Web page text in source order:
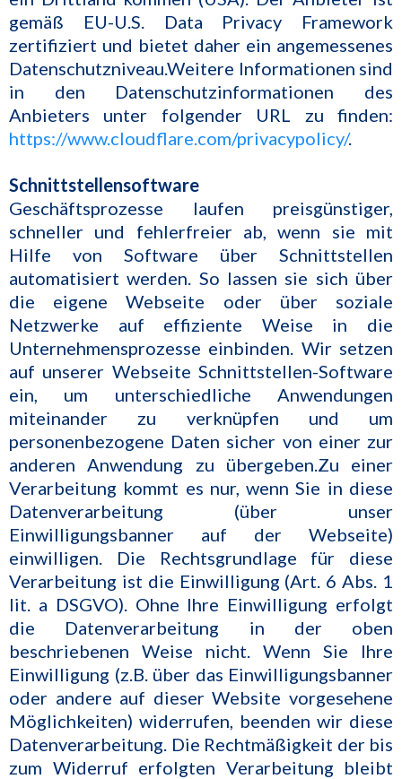
gemäß EU-U.S. Data Privacy Framework
zertifiziert und bietet daher ein angemessenes
Datenschutzniveau.Weitere Informationen sind
in den Datenschutzinformationen des
Anbieters unter folgender URL zu finden:
https://www.cloudflare.com/privacypolicy/.
Schnittstellensoftware
Geschäftsprozesse laufen preisgünstiger,
schneller und fehlerfreier ab, wenn sie mit
Hilfe von Software über Schnittstellen
automatisiert werden. So lassen sie sich über
die eigene Webseite oder über soziale
Netzwerke auf effiziente Weise in die
Unternehmensprozesse einbinden. Wir setzen
auf unserer Webseite Schnittstellen-Software
ein, um unterschiedliche Anwendungen
miteinander zu verknüpfen und um
personenbezogene Daten sicher von einer zur
anderen Anwendung zu übergeben.Zu einer
Verarbeitung kommt es nur, wenn Sie in diese
Datenverarbeitung (über unser
Einwilligungsbanner auf der Webseite)
einwilligen. Die Rechtsgrundlage für diese
Verarbeitung ist die Einwilligung (Art. 6 Abs. 1
lit. a DSGVO). Ohne Ihre Einwilligung erfolgt
die Datenverarbeitung in der oben
beschriebenen Weise nicht. Wenn Sie Ihre
Einwilligung (z.B. über das Einwilligungsbanner
oder andere auf dieser Website vorgesehene
Möglichkeiten) widerrufen, beenden wir diese
Datenverarbeitung. Die Rechtmäßigkeit der bis
zum Widerruf erfolgten Verarbeitung bleibt